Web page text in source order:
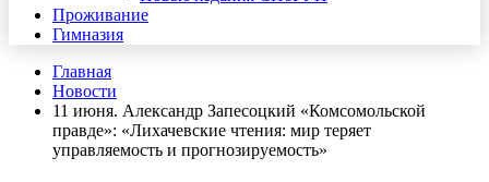
Проживание
Гимназия
Главная
Новости
11 июня. Александр Запесоцкий «Комсомольской
правде»: «Лихачевские чтения: мир теряет
управляемость и прогнозируемость»